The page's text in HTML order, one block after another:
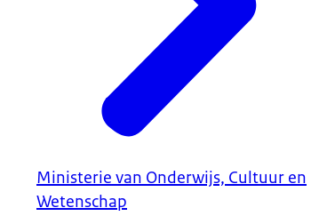
Ministerie van Onderwijs, Cultuur en
Wetenschap